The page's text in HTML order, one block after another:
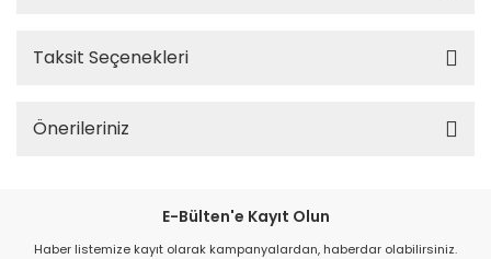
Taksit Seçenekleri
Önerileriniz
E-Bülten'e Kayıt Olun
Haber listemize kayıt olarak kampanyalardan, haberdar olabilirsiniz.